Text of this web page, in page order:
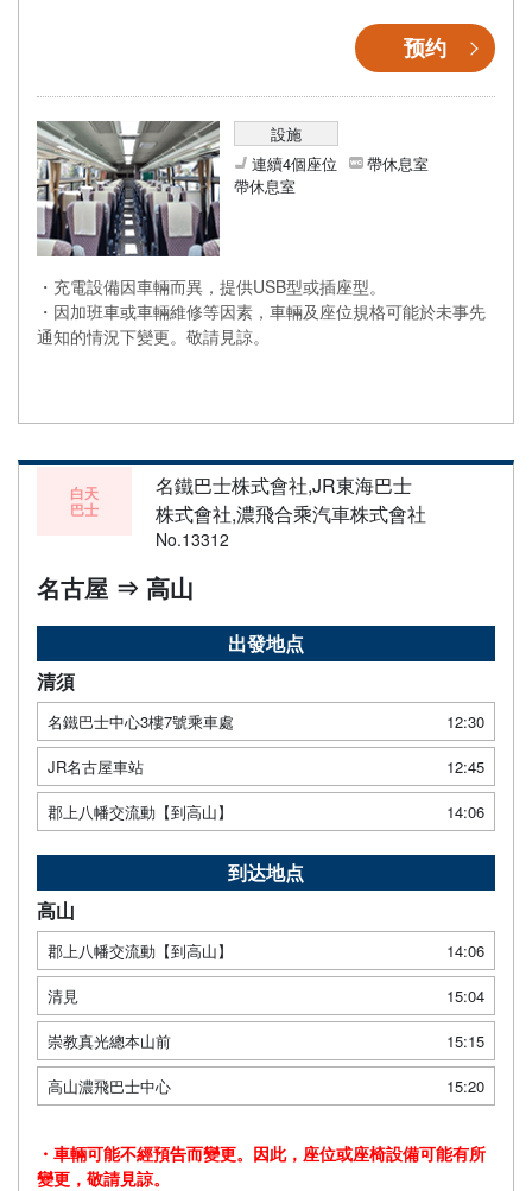
预约
設施
連續4個座位
帶休息室
帶休息室
・充電設備因車輛而異，提供USB型或插座型。
・因加班車或車輛維修等因素，車輛及座位規格可能於未事先
通知的情況下變更。敬請見諒。
白天
巴士
名鐵巴士株式會社,JR東海巴士
株式會社,濃飛合乘汽車株式會社
No.13312
名古屋 ⇒ 高山
出發地点
清須
名鐵巴士中心3樓7號乘車處
12:30
JR名古屋車站
12:45
郡上八幡交流動【到高山】
14:06
到达地点
高山
郡上八幡交流動【到高山】
14:06
清見
15:04
崇教真光總本山前
15:15
高山濃飛巴士中心
15:20
・車輛可能不經預告而變更。因此，座位或座椅設備可能有所
變更，敬請見諒。